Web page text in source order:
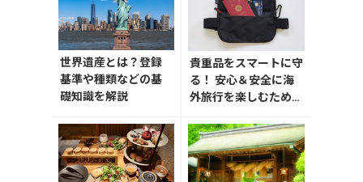
世界遺産とは？登録
基準や種類などの基
礎知識を解説
貴重品をスマートに守
る！ 安心＆安全に海
外旅行を楽しむための